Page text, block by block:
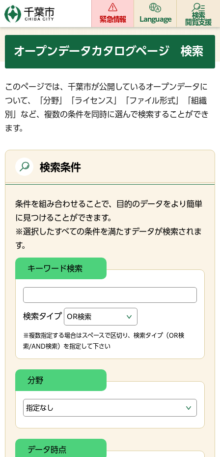
緊急情報 Language
検索
閲覧支援
オープンデータカタログページ 検索
このページでは、千葉市が公開しているオープンデータに
ついて、「分野」「ライセンス」「ファイル形式」「組織
別」など、複数の条件を同時に選んで検索することができ
ます。
検索条件
条件を組み合わせることで、目的のデータをより簡単
に見つけることができます。
※選択したすべての条件を満たすデータが検索されま
す。
キーワード検索
検索タイプ
※複数指定する場合はスペースで区切り、検索タイプ（OR検
索/AND検索）を指定して下さい
分野
データ時点